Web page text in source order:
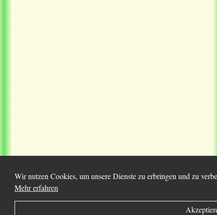
Wir nutzen Cookies, um unsere Dienste zu erbringen und zu
Mehr erfahren